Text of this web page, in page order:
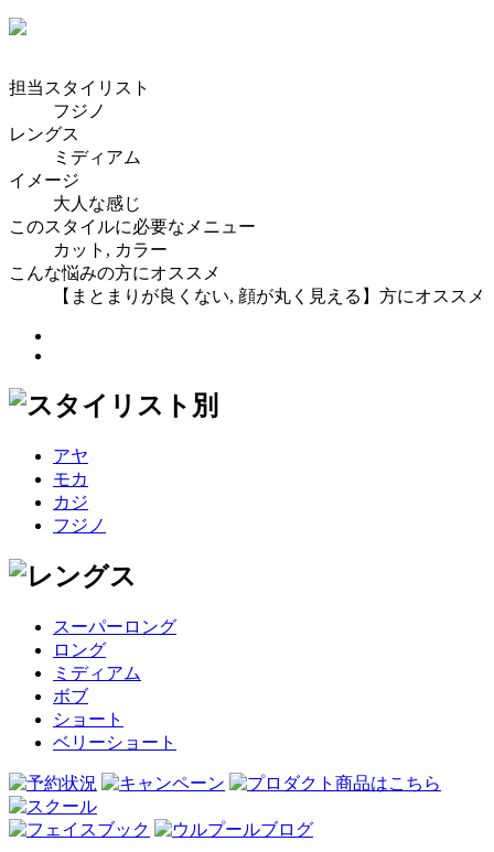
担当スタイリスト
フジノ
レングス
ミディアム
イメージ
大人な感じ
このスタイルに必要なメニュー
カット, カラー
こんな悩みの方にオススメ
【まとまりが良くない, 顔が丸く見える】方にオススメ
アヤ
モカ
カジ
フジノ
スーパーロング
ロング
ミディアム
ボブ
ショート
ベリーショート